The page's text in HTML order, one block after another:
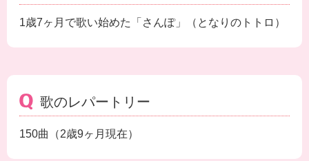
1歳7ヶ月で歌い始めた「さんぽ」（となりのトトロ）
歌のレパートリー
150曲（2歳9ヶ月現在）